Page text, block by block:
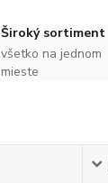
Široký sortiment
všetko na jednom
mieste